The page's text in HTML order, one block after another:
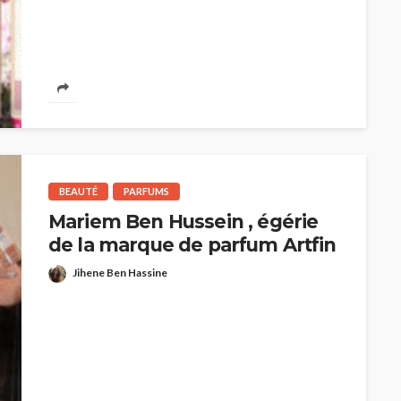
BEAUTÉ PARFUMS
Mariem Ben Hussein , égérie
de la marque de parfum Artfin
Jihene Ben Hassine
2025/26 : Une
au Lac
Dolce & Gabbana à
quand la Sicile devient
l’Olympe
Jihène Ben Hassine